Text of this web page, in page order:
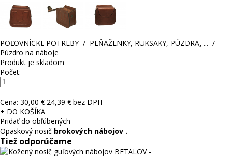
POĽOVNÍCKE POTREBY/ PEŇAŽENKY, RUKSAKY, PÚZDRA, ... /
Púzdro na náboje
Produkt je skladom
Počet:
Cena: 30,00 € 24,39 € bez DPH
+ DO KOŠÍKA
Pridať do obľúbených
Opaskový nosič brokových nábojov .
Tiež odporúčame